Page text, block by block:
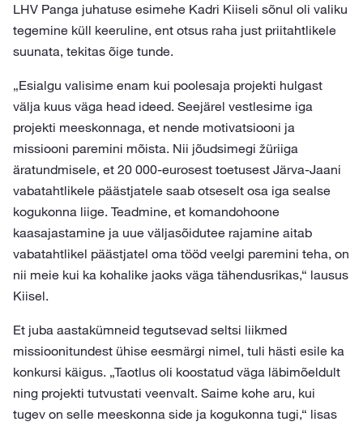
LHV Panga juhatuse esimehe Kadri Kiiseli sõnul oli valiku
tegemine küll keeruline, ent otsus raha just priitahtlikele
suunata, tekitas õige tunde.
„Esialgu valisime enam kui poolesaja projekti hulgast
välja kuus väga head ideed. Seejärel vestlesime iga
projekti meeskonnaga, et nende motivatsiooni ja
missiooni paremini mõista. Nii jõudsimegi žüriiga
äratundmisele, et 20 000-eurosest toetusest Järva-Jaani
vabatahtlikele päästjatele saab otseselt osa iga sealse
kogukonna liige. Teadmine, et komandohoone
kaasajastamine ja uue väljasõidutee rajamine aitab
vabatahtlikel päästjatel oma tööd veelgi paremini teha, on
nii meie kui ka kohalike jaoks väga tähendusrikas,“ lausus
Kiisel.
Et juba aastakümneid tegutsevad seltsi liikmed
missioonitundest ühise eesmärgi nimel, tuli hästi esile ka
konkursi käigus. „Taotlus oli koostatud väga läbimõeldult
ning projekti tutvustati veenvalt. Saime kohe aru, kui
tugev on selle meeskonna side ja kogukonna tugi,“ lisas